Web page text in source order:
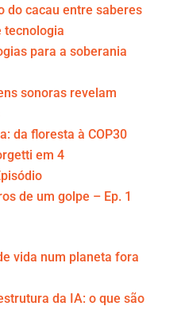
do cacau entre saberes
tecnologia
para a soberania
sonoras revelam
da floresta à COP30
em 4
de um golpe – Ep. 1
vida num planeta fora
da IA: o que são